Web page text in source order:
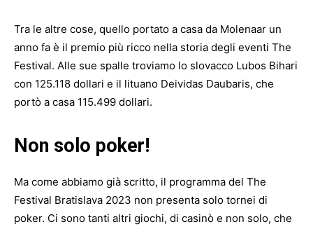
Tra le altre cose, quello portato a casa da Molenaar un
anno fa è il premio più ricco nella storia degli eventi The
Festival. Alle sue spalle troviamo lo slovacco Lubos Bihari
con 125.118 dollari e il lituano Deividas Daubaris, che
portò a casa 115.499 dollari.
Non solo poker!
Ma come abbiamo già scritto, il programma del The
Festival Bratislava 2023 non presenta solo tornei di
poker. Ci sono tanti altri giochi, di casinò e non solo, che